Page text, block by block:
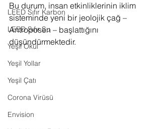
LEED Sıfır Karbon
LEED Sıfır Su
Yeşil Okul
Yeşil Yollar
Yeşil Çatı
Corona Virüsü
Envision
Bu durum, insan etkinliklerinin iklim
sisteminde yeni bir jeolojik çağ –
Antroposen – başlattığını
düşündürmektedir.